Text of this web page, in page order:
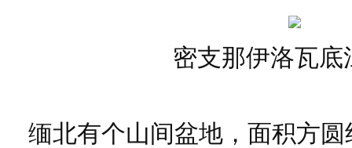
密支那伊洛瓦底
缅北有个山间盆地，面积方圆